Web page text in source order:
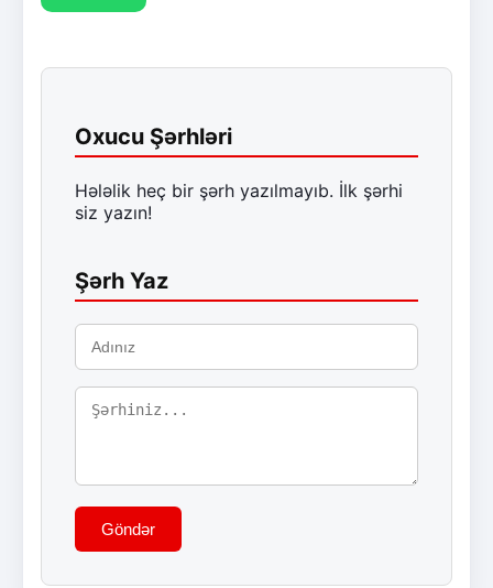
Oxucu Şərhləri
Hələlik heç bir şərh yazılmayıb. İlk şərhi
siz yazın!
Şərh Yaz
Göndər